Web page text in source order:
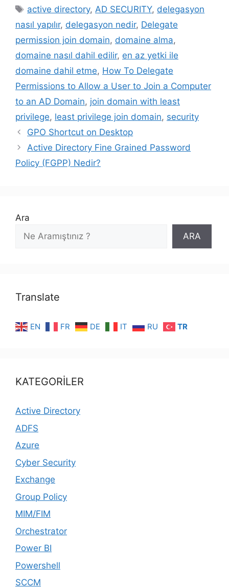
Etiketler
active directory,AD SECURITY, delegasyon
nasıl yapılır, delegasyon nedir, Delegate
permission join domain, domaine alma,
domaine nasıl dahil edilir, en az yetki ile
domaine dahil etme, How To Delegate
Permissions to Allow a User to Join a Computer
to an AD Domain, join domain with least
privilege, least privilege join domain, security
GPO Shortcut on Desktop
Active Directory Fine Grained Password
Policy (FGPP) Nedir?
Ara
ARA
Translate
EN FR DE IT RU TR
KATEGORİLER
Active Directory
ADFS
Azure
Cyber Security
Exchange
Group Policy
MIM/FIM
Orchestrator
Power BI
Powershell
SCCM